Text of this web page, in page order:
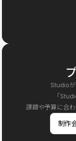
Studioが
「
課題や予算に合わ
制作